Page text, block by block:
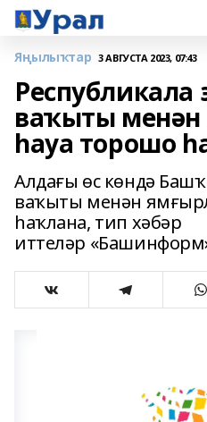
Яңылыҡтар 3 АВГУСТА 2023, 07:43
Республикала
ваҡыты
һауа торошо
Алдағы өс көндә
ваҡыты менән
һаҡлана, тип хәбәр
иттеләр